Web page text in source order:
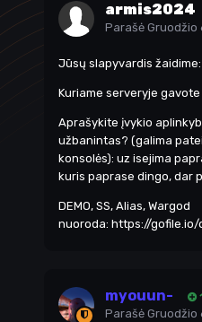
armis2024
Parašė Gruodžio
Jūsų slapyvardis
Kuriame serveryje
Aprašykite įvykio
užbanintas? (galima
konsolės): uz isejima
kuris paprase dingo, dar
DEMO, SS, Alias, Wargod
nuoroda: https://gofile.io/
myouun-
Parašė Gruodžio